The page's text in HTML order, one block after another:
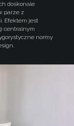
doskonale
parze z
Efektem jest
centralnym
normy